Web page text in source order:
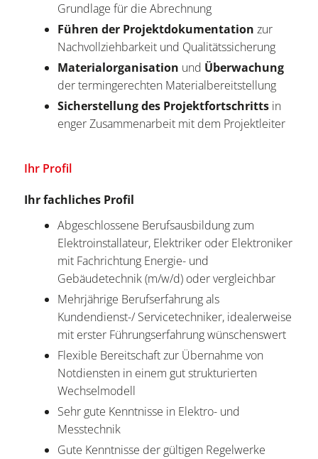
Grundlage für die Abrechnung
Führen der Projektdokumentation zur
Nachvollziehbarkeit und Qualitätssicherung
Materialorganisation und Überwachung
der termingerechten Materialbereitstellung
Sicherstellung des Projektfortschritts in
enger Zusammenarbeit mit dem Projektleiter
Ihr Profil
Ihr fachliches Profil
Abgeschlossene Berufsausbildung zum
Elektroinstallateur, Elektriker oder Elektroniker
mit Fachrichtung Energie- und
Gebäudetechnik (m/w/d) oder vergleichbar
Mehrjährige Berufserfahrung als
Kundendienst-/ Servicetechniker, idealerweise
mit erster Führungserfahrung wünschenswert
Flexible Bereitschaft zur Übernahme von
Notdiensten in einem gut strukturierten
Wechselmodell
Sehr gute Kenntnisse in Elektro- und
Messtechnik
Gute Kenntnisse der gültigen Regelwerke